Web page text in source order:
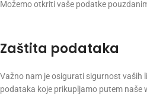
Možemo otkriti vaše podatke
Zaštita podataka
Važno nam je osigurati sigurnost vaših
podataka koje prikupljamo putem naše